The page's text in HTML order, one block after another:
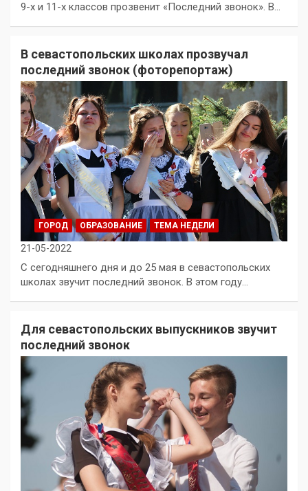
9-х и 11-х классов прозвенит «Последний звонок». В…
В севастопольских школах прозвучал
последний звонок (фоторепортаж)
ГОРОД ОБРАЗОВАНИЕ ТЕМА НЕДЕЛИ
21-05-2022
С сегодняшнего дня и до 25 мая в севастопольских
школах звучит последний звонок. В этом году…
Для севастопольских выпускников звучит
последний звонок